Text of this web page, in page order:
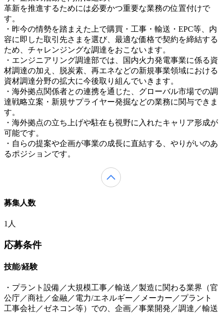
革新を推進するためには必要かつ重要な業務の位置付けで
す。
・昨今の情勢を踏まえた上で購買・工事・輸送・EPC等、内
容に即した取引先さまを選び、最適な価格で契約を締結する
ため、チャレンジングな調達をおこないます。
・エンジニアリング調達部では、国内火力発電事業に係る資
材調達の加え、脱炭素、再エネなどの新規事業領域における
資材調達分野の拡大に今後取り組んでいきます。
・海外拠点関係者との連携を通じた、グローバル市場での調
達戦略立案・新規サプライヤー発掘などの業務に関与できま
す。
・海外拠点の立ち上げや駐在も視野に入れたキャリア形成が
可能です。
・自らの提案や企画が事業の成長に直結する、やりがいのあ
るポジションです。
募集人数
1人
応募条件
技能/経験
・プラント設備／大規模工事／輸送／製造に関わる業界（官
公庁／商社／金融／電力/エネルギー／メーカー／プラント
工事会社／ゼネコン等）での、企画／事業開発／調達／輸送